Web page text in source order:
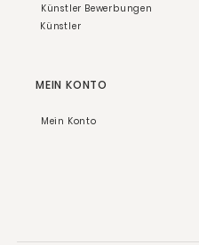
Künstler Bewerbungen
Künstler
MEIN KONTO
Mein Konto